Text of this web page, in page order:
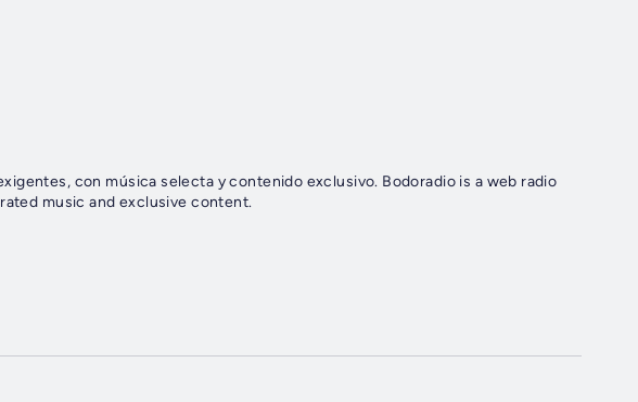
con música selecta y contenido exclusivo. Bodoradio is a web radio
music and exclusive content.